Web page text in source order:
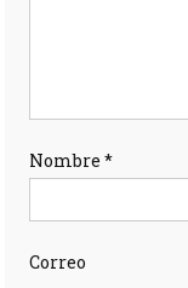
Nombre*
Correo